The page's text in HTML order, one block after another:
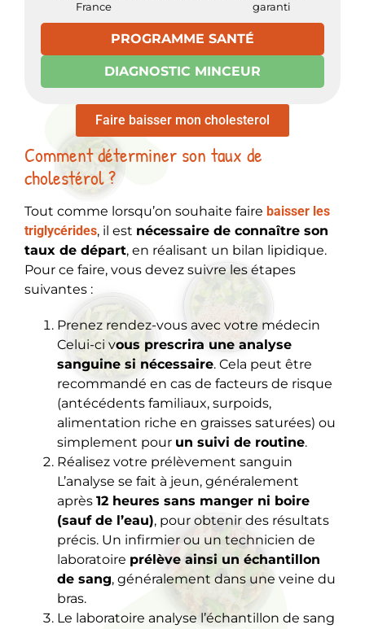
France
garanti
PROGRAMME SANTÉ
DIAGNOSTIC MINCEUR
Faire baisser mon cholesterol
Comment déterminer son taux de
cholestérol ?
Tout comme lorsqu’on souhaite faire baisser les
triglycérides, il est nécessaire de connaître son
taux de départ, en réalisant un bilan lipidique.
Pour ce faire, vous devez suivre les étapes
suivantes :
Prenez rendez-vous avec votre médecin
Celui-ci vous prescrira une analyse
sanguine si nécessaire. Cela peut être
recommandé en cas de facteurs de risque
(antécédents familiaux, surpoids,
alimentation riche en graisses saturées) ou
simplement pour un suivi de routine.
Réalisez votre prélèvement sanguin
L’analyse se fait à jeun, généralement
après 12 heures sans manger ni boire
(sauf de l’eau), pour obtenir des résultats
précis. Un infirmier ou un technicien de
laboratoire prélève ainsi un échantillon
de sang, généralement dans une veine du
bras.
Le laboratoire analyse l’échantillon de sang